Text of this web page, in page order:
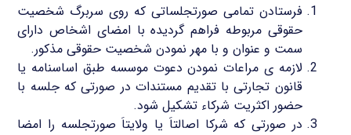
فرستادن تمامی صورتجلساتی که روی سربرگ شخصیت
حقوقی مربوطه فراهم گردیده با امضای اشخاص دارای
سمت و عنوان و با مهر نمودن شخصیت حقوقی مذکور.
لازمه ی مراعات نمودن دعوت موسسه طبق اساسنامه یا
قانون تجارتی با تقدیم مستندات در صورتی که جلسه با
حضور اکثریت شرکاء تشکیل شود.
در صورتی که شرکا اصالتاَ یا ولایتاَ صورتجلسه را امضا